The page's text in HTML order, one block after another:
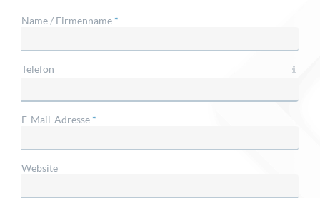
Name / Firmenname *
Telefon
E-Mail-Adresse *
Website